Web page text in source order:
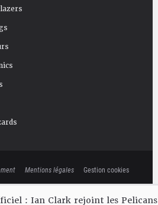
Mentions légales Gestion cookies
: Ian Clark rejoint les Pelicans